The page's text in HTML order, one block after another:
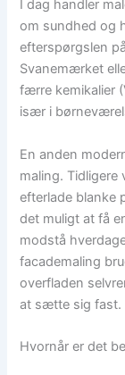
I dag handler
om sundhed og
efterspørgslen
Svanemærket
færre kemikalier
især i
En anden
maling.
efterlade blanke
det muligt at få
modstå
facademaling
overfladen
at sætte sig fast.
Hvornår er det